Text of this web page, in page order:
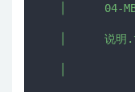
│      04-
│      说明